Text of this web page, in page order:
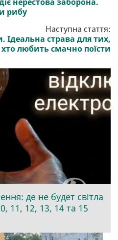
рибу
Наступна стаття:
Ідеальна страва для тих,
хто любить смачно поїсти
де не будет світла
11, 12, 13, 14 та 15